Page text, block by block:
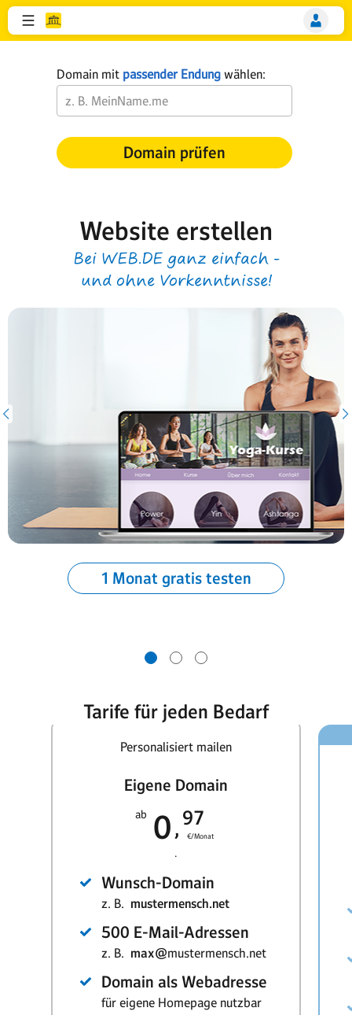
Domain mit passender Endung wählen:
Domain prüfen
Website erstellen
Bei WEB.DE ganz einfach -
und ohne Vorkenntnisse!
1 Monat gratis testen
Tarife für jeden Bedarf
Personalisiert mailen
Eigene Domain
ab 0 97
€/Monat
.
Wunsch-Domain
z. B. mustermensch.net
500 E-Mail-Adressen
z. B. max@mustermensch.net
Domain als Webadresse
für eigene Homepage nutzbar